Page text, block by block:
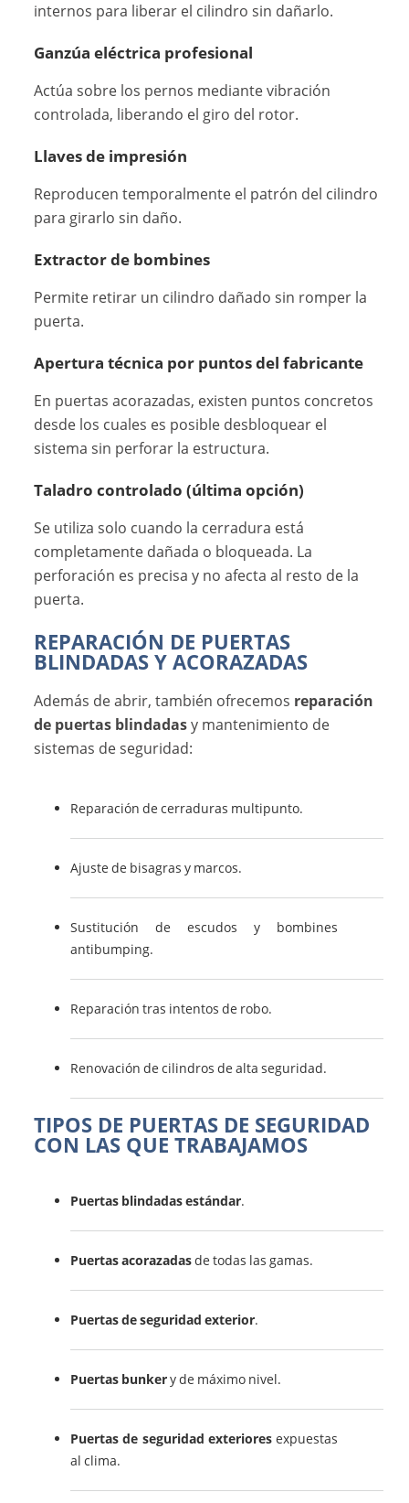
internos para liberar el cilindro sin dañarlo.
Ganzúa eléctrica profesional
Actúa sobre los pernos mediante vibración
controlada, liberando el giro del rotor.
Llaves de impresión
Reproducen temporalmente el patrón del cilindro
para girarlo sin daño.
Extractor de bombines
Permite retirar un cilindro dañado sin romper la
puerta.
Apertura técnica por puntos del fabricante
En puertas acorazadas, existen puntos concretos
desde los cuales es posible desbloquear el
sistema sin perforar la estructura.
Taladro controlado (última opción)
Se utiliza solo cuando la cerradura está
completamente dañada o bloqueada. La
perforación es precisa y no afecta al resto de la
puerta.
REPARACIÓN DE PUERTAS
BLINDADAS Y ACORAZADAS
Además de abrir, también ofrecemos reparación
de puertas blindadasy mantenimiento de
sistemas de seguridad:
Reparación de cerraduras multipunto.
Ajuste de bisagras y marcos.
Sustitución de escudos y bombines
antibumping.
Reparación tras intentos de robo.
Renovación de cilindros de alta seguridad.
TIPOS DE PUERTAS DE SEGURIDAD
CON LAS QUE TRABAJAMOS
Puertas blindadas estándar.
Puertas acorazadasde todas las gamas.
Puertas de seguridad exterior.
Puertas bunkery de máximo nivel.
Puertas de seguridad exteriores expuestas
al clima.